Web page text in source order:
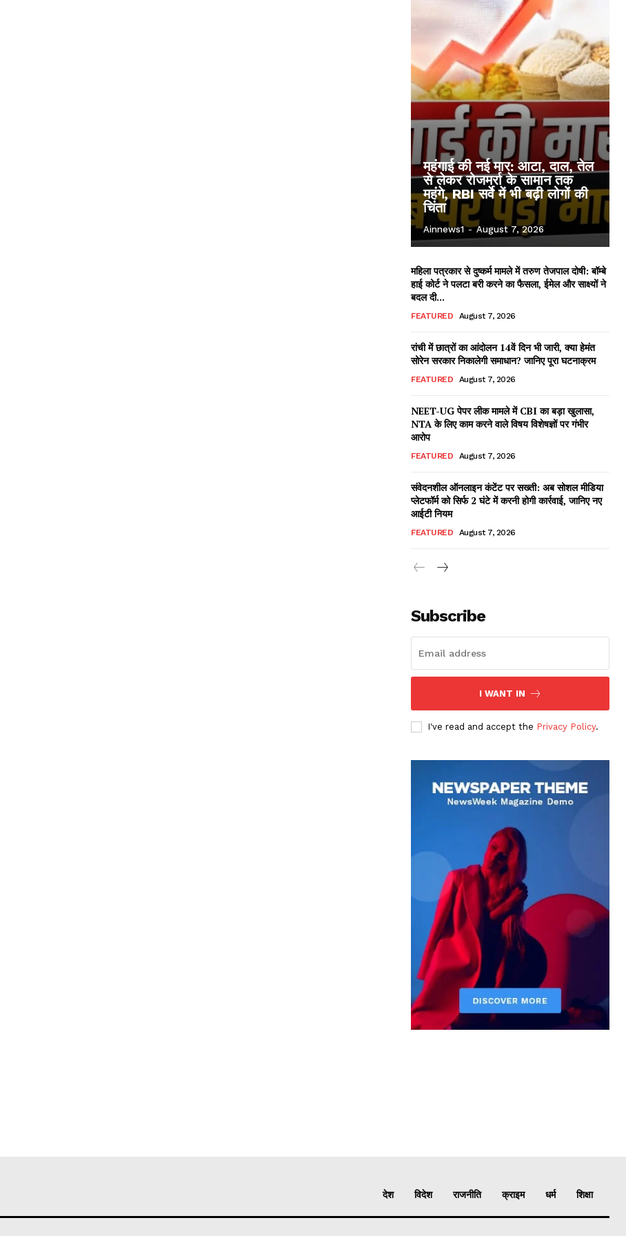
महंगाई की नई मार: आटा, दाल, तेल
से लेकर रोजमर्रा के सामान तक
महंगे, RBI सर्वे में भी बढ़ी लोगों की
चिंता
Ainnews1 - August 7, 2026
महिला पत्रकार से दुष्कर्म मामले में तरुण तेजपाल दोषी: बॉम्बे
हाई कोर्ट ने पलटा बरी करने का फैसला, ईमेल और साक्ष्यों ने
बदल दी...
FEATURED August 7, 2026
रांची में छात्रों का आंदोलन 14वें दिन भी जारी, क्या हेमंत
सोरेन सरकार निकालेगी समाधान? जानिए पूरा घटनाक्रम
FEATURED August 7, 2026
NEET-UG पेपर लीक मामले में CBI का बड़ा खुलासा,
NTA के लिए काम करने वाले विषय विशेषज्ञों पर गंभीर
आरोप
FEATURED August 7, 2026
संवेदनशील ऑनलाइन कंटेंट पर सख्ती: अब सोशल मीडिया
प्लेटफॉर्म को सिर्फ 2 घंटे में करनी होगी कार्रवाई, जानिए नए
आईटी नियम
FEATURED August 7, 2026
Subscribe
I WANT IN
I've read and accept the Privacy Policy.
देश विदेश राजनीति क्राइम धर्म शिक्षा